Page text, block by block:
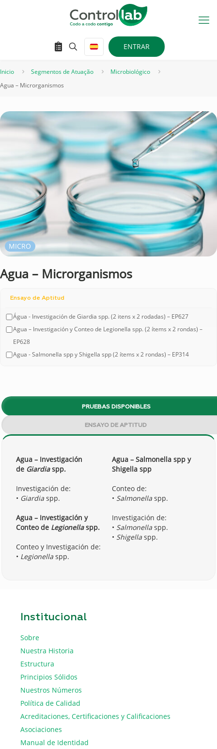
ENTRAR
Inicio Segmentos de Atuação
Microbiológico
Agua – Microrganismos
MICRO
Agua – Microrganismos
Ensayo de Aptitud
Água - Investigación de Giardia spp. (2 itens x 2 rodadas) – EP627
Agua – Investigación y Conteo de Legionella spp. (2 ítems x 2 rondas) –
EP628
Agua - Salmonella spp y Shigella spp (2 ítems x 2 rondas) – EP314
PRUEBAS DISPONIBLES
ENSAYO DE APTITUD
Agua – Investigación
de Giardiaspp.
Investigación de:
• Giardia spp.
Agua – Investigación y
Conteo de Legionellaspp.
Conteo y Investigación de:
• Legionellaspp.
Agua – Salmonella spp y
Shigella spp
Conteo de:
• Salmonella spp.
Investigación de:
• Salmonella spp.
• Shigella spp.
Institucional
Sobre
Nuestra Historia
Estructura
Principios Sólidos
Nuestros Números
Política de Calidad
Acreditaciones, Certificaciones y Calificaciones
Asociaciones
Manual de Identidad